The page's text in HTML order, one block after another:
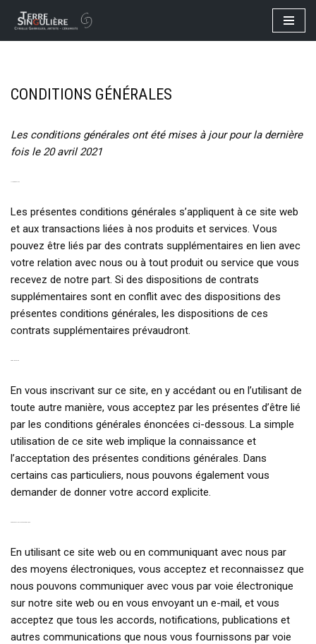
Aller
CONDITIONS GÉNÉRALES
Les conditions générales ont été mises à jour pour la dernière
fois le 20 avril 2021
Les présentes conditions générales s’appliquent à ce site web
et aux transactions liées à nos produits et services. Vous
pouvez être liés par des contrats supplémentaires en lien avec
votre relation avec nous ou à tout produit ou service que vous
recevez de notre part. Si des dispositions de contrats
supplémentaires sont en conflit avec des dispositions des
présentes conditions générales, les dispositions de ces
contrats supplémentaires prévaudront.
En vous inscrivant sur ce site, en y accédant ou en l’utilisant de
toute autre manière, vous acceptez par les présentes d’être lié
par les conditions générales énoncées ci-dessous. La simple
utilisation de ce site web implique la connaissance et
l’acceptation des présentes conditions générales. Dans
certains cas particuliers, nous pouvons également vous
demander de donner votre accord explicite.
En utilisant ce site web ou en communiquant avec nous par
des moyens électroniques, vous acceptez et reconnaissez que
nous pouvons communiquer avec vous par voie électronique
sur notre site web ou en vous envoyant un e-mail, et vous
acceptez que tous les accords, notifications, publications et
autres communications que nous vous fournissons par voie